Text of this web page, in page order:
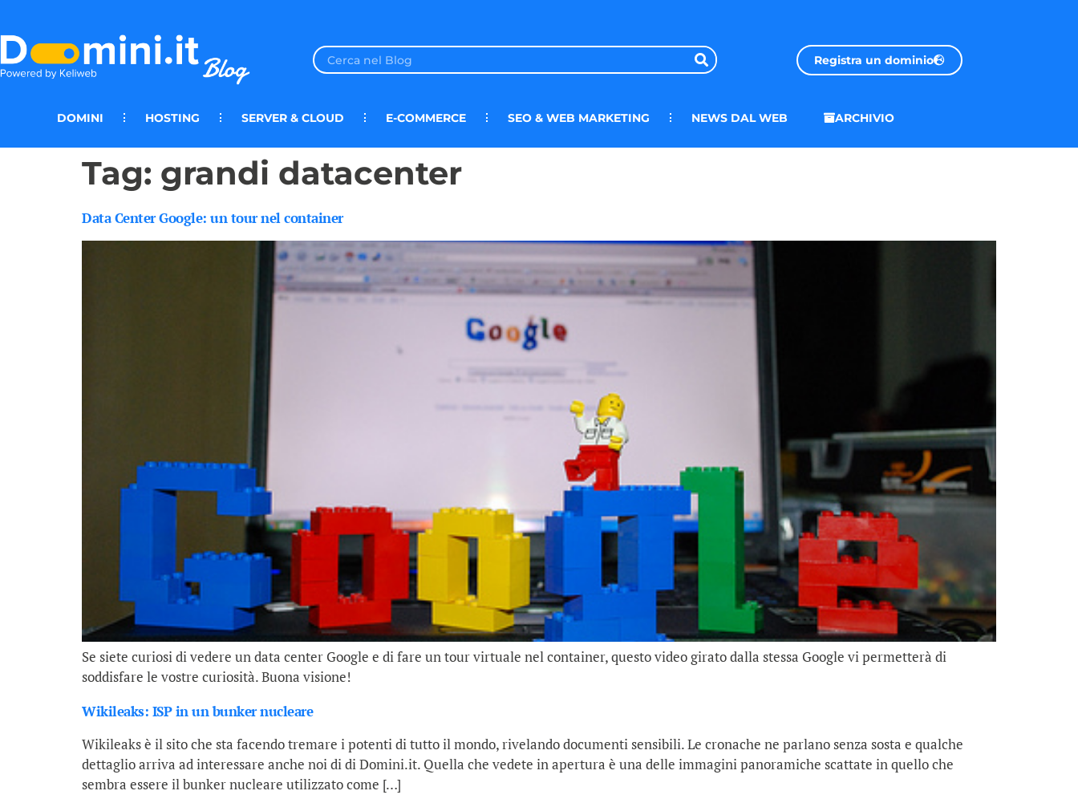
Registra un dominio
DOMINI HOSTING SERVER & CLOUD E-COMMERCE SEO & WEB MARKETING NEWS DAL WEB ARCHIVIO
Tag: grandi datacenter
Data Center Google: un tour nel container
Se siete curiosi di vedere un data center Google e di fare un tour virtuale nel container, questo video girato dalla stessa Google vi permetterà di
soddisfare le vostre curiosità. Buona visione!
Wikileaks: ISP in un bunker nucleare
Wikileaks è il sito che sta facendo tremare i potenti di tutto il mondo, rivelando documenti sensibili. Le cronache ne parlano senza sosta e qualche
dettaglio arriva ad interessare anche noi di di Domini.it. Quella che vedete in apertura è una delle immagini panoramiche scattate in quello che
sembra essere il bunker nucleare utilizzato come […]